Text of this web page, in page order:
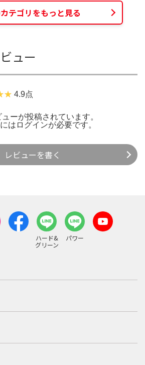
テゴリをもっと見る
ュー
4.9点
ーが投稿されています。
は ログインが必要です。
レビューを書く
ハード&
グリーン
パワー